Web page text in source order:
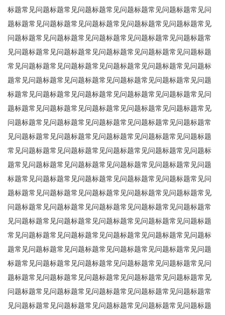
标题常见问题标题常见问题标题常见问题标题常见问题标题常见问
题标题常见问题标题常见问题标题常见问题标题常见问题标题常见
问题标题常见问题标题常见问题标题常见问题标题常见问题标题常
见问题标题常见问题标题常见问题标题常见问题标题常见问题标题
常见问题标题常见问题标题常见问题标题常见问题标题常见问题标
题常见问题标题常见问题标题常见问题标题常见问题标题常见问题
标题常见问题标题常见问题标题常见问题标题常见问题标题常见问
题标题常见问题标题常见问题标题常见问题标题常见问题标题常见
问题标题常见问题标题常见问题标题常见问题标题常见问题标题常
见问题标题常见问题标题常见问题标题常见问题标题常见问题标题
常见问题标题常见问题标题常见问题标题常见问题标题常见问题标
题常见问题标题常见问题标题常见问题标题常见问题标题常见问题
标题常见问题标题常见问题标题常见问题标题常见问题标题常见问
题标题常见问题标题常见问题标题常见问题标题常见问题标题常见
问题标题常见问题标题常见问题标题常见问题标题常见问题标题常
见问题标题常见问题标题常见问题标题常见问题标题常见问题标题
常见问题标题常见问题标题常见问题标题常见问题标题常见问题标
题常见问题标题常见问题标题常见问题标题常见问题标题常见问题
标题常见问题标题常见问题标题常见问题标题常见问题标题常见问
题标题常见问题标题常见问题标题常见问题标题常见问题标题常见
问题标题常见问题标题常见问题标题常见问题标题常见问题标题常
见问题标题常见问题标题常见问题标题常见问题标题常见问题标题